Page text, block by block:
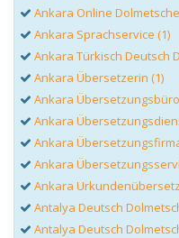
Ankara Online
Ankara Sprachservice (1)
Ankara Türkisch Deutsch
Ankara Übersetzerin (1)
Ankara
Ankara
Ankara
Ankara
Ankara
Antalya Deutsch
Antalya Deutsch